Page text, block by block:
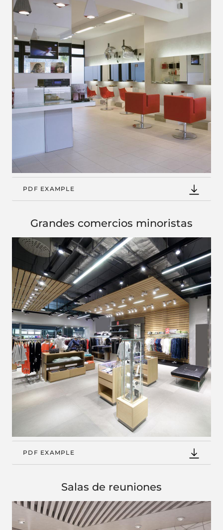
PDF EXAMPLE
Grandes comercios minoristas
PDF EXAMPLE
Salas de reuniones